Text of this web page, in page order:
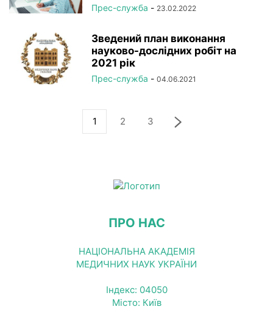
Прес-служба - 23.02.2022
Зведений план виконання
науково-дослідних робіт на
2021 рік
Прес-служба - 04.06.2021
1 2 3
ПРО НАС
НАЦІОНАЛЬНА АКАДЕМІЯ
МЕДИЧНИХ НАУК УКРАЇНИ
Індекс: 04050
Місто: Київ